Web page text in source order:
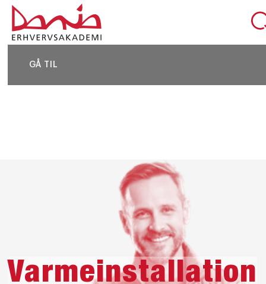
GÅ TIL
DEL SIDEN
Varmeinstallation